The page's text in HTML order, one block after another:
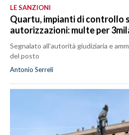
LE SANZIONI
Quartu, impianti di controllo
autorizzazioni: multe per
Segnalato all’autorità giudiziaria e
del posto
Antonio Serreli